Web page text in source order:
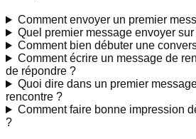
Comment envoyer un premier
Quel premier message envoyer
Comment bien débuter une
Comment écrire un message de
de répondre ?
Quoi dire dans un premier
rencontre ?
Comment faire bonne impression
?